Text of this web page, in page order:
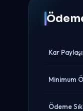
Kar
Minimum
Ödeme